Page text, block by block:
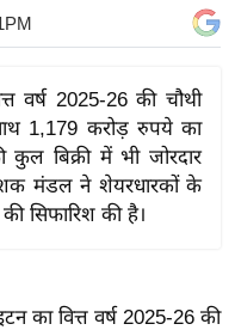
वर्ष 2025-26 की चौथी
1,179 करोड़ रुपये का
बिक्री में भी जोरदार
मंडल ने शेयरधारकों के
सिफारिश की है।
का वित्त वर्ष 2025-26 की